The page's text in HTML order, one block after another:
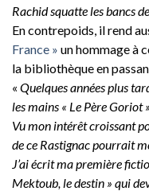
Rachid squatte les bancs
En contrepoids, il rend
France » un hommage à
la bibliothèque en
« Quelques années plus
les mains « Le Père Goriot
Vu mon intérêt croissant
de ce Rastignac pourrait
J’ai écrit ma première
Mektoub, le destin » qui